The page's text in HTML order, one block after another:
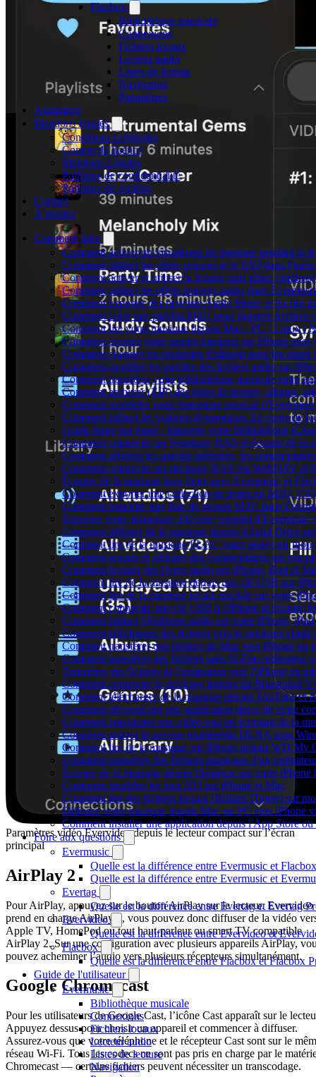
Flacbox
Bibliothèque musicale
Connexions
Fichiers locaux
Lecteur audio
Listes de lecture
Navigation
Paramètres
Assistance
Mentions légales
Conditions Générales
Contrat de licence
Mentions Légales
Politique de confidentialité
Politique de cookies
Contact
À propos
Comment faire
Comment activer un visualiseur de musique pendant la
Comment utiliser les effets sonores et le DSP dans
Comment activer et utiliser la lecture sans blanc
Comment utiliser les effets sonores audio dans
Comment exporter des playlists Apple Music et les lire
Comment créer une playlist M3U pour Internet Archive
Comment lire votre musique depuis Mac / PC / Linux /
Comment écouter votre propre musique sur iPhone avec
Comment changer les pochettes d'albums pour les
Comment modifier les paroles des fichiers audio sur
Comment transférer votre bibliothèque musicale entre
Comment archiver (ZIP) des listes de lecture, albums,
Comment scrobbler votre historique musical
Comment utiliser les widgets dynamiques En cours de
Guide étape par étape : Importer votre bibliothèque
Comment connecter un Synology NAS et écouter de la
Comment afficher les paroles intégrées, les
Comment connecter un stockage NAS via WebDAV et
Écouter de la musique hors ligne avec Evermusic et
Comment exporter une collection de pistes en M3U,
Comment importer une liste de lecture M3U dans
Exportez votre historique d'écoute complet d'Evermusic
Comment diffuser de la musique depuis iCloud Drive
Comment lire de la musique FLAC (sans perte) sur mon
Comment ajouter et afficher des commentaires sur vos
Comment écouter des livres audio sur iPhone, iPad et
Comment lire de la musique depuis une clé USB sur
Comment lire de la musique locale stockée sur votre
Comment connecter une clé USB à l'iPhone et écouter
Comment utiliser l'égaliseur audio sur votre iPhone,
Comment télécharger des fichiers vers le stockage
Comment transférer des fichiers de Mac vers iPhone ou
Comment transférer des fichiers sans fil d'un ordinateur
Transférer des fichiers de l'ordinateur vers l'iPhone en
Comment connecter le stockage interne du Bluesound
Comment télécharger de la musique depuis YouTube et
Comment déconnecter une application tierce de votre
Comment enregistrer une vidéo tout en écoutant de la
Comment activer le serveur multimédia DLNA sous
Comment lire de la musique sur iPhone depuis WD My
Comment transférer des fichiers musicaux d'un
Écouter de la musique depuis Dropbox sur votre iPhone
Comment modifier les tags ID3 sur iPhone et Mac
Comment lire des fichiers locaux (fichiers iTunes) sur
Diffusez votre musique depuis Mac ou PC vers iPhone
Comment installer une application depuis l'App Store
Foire aux questions
Evermusic
Quelle est la différence entre Evermusic et Flacbox
Quelle est la différence entre Evermusic et
Evertag
Quelle est la différence entre Evertag et Evertag
Evervideo
Quelle est la différence entre Evervideo et
Flacbox
Quelle est la différence entre Flacbox et Flacbox
Guide de l'utilisateur
Evermusic
Bibliothèque musicale
Connexions
Fichiers locaux
Lecteur audio
Listes de lecture
Navigation
Paramètres vidéo Evervideo depuis le lecteur compact sur l’écran
principal
AirPlay 2
Pour AirPlay, appuyez sur le bouton AirPlay sur le lecteur. Evervideo
prend en charge AirPlay 2, vous pouvez donc diffuser de la vidéo
Apple TV, HomePod ou tout haut-parleur ou smart TV compatible
AirPlay 2. Sur une configuration avec plusieurs appareils AirPlay,
pouvez acheminer l’audio vers plusieurs récepteurs simultanément.
Google Chromecast
Pour les utilisateurs de Google Cast, l’icône Cast apparaît sur le
Appuyez dessus pour choisir un appareil et commencer à diffuser.
Assurez-vous que votre téléphone et le récepteur Cast sont sur le
réseau Wi-Fi. Tous les codecs ne sont pas pris en charge par le
Chromecast — certains fichiers peuvent nécessiter un transcodage.